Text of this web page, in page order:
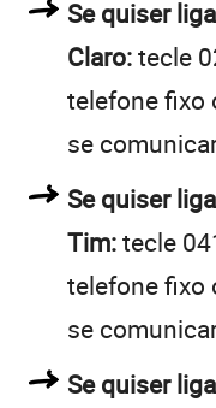
Se quiser
Claro:tecle
telefone fixo
se
Se quiser
Tim:tecle
telefone fixo
se
Se quiser